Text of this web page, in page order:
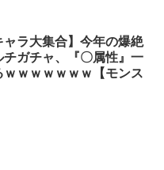
ャラ大集合】今年の爆絶
チガチャ、『〇属性』一
ｗｗｗｗｗｗｗ【モンス